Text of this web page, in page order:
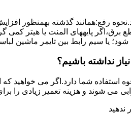
از ﻗﻄﻊ ﺑﺮق،اﮔﺮ پایههای اﻟﻤﻨﺖ یا
ﯾﺎ ﺳﯿﻢ راﺑﻂ ﺑﯿﻦ ﺗﺎﯾﻤﺮ ماشین
نداشته باشیم؟
استفاده شما دارد.اگر می خواهید
زیادی را برای شما ایجاد می کنند.در ادامه ۵ راه حل برای